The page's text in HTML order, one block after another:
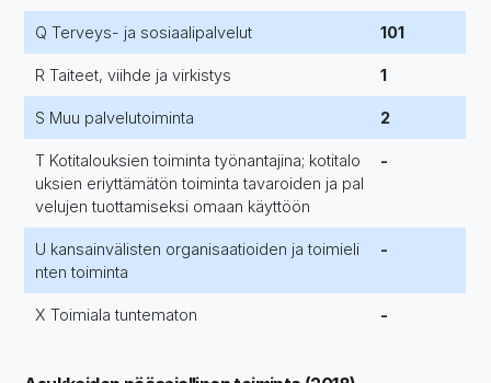
Q Terveys- ja sosiaalipalvelut 101
R Taiteet, viihde ja virkistys 1
S Muu palvelutoiminta 2
T Kotitalouksien toiminta työnantajina; kotitalo
uksien eriyttämätön toiminta tavaroiden ja pal
velujen tuottamiseksi omaan käyttöön
-
U kansainvälisten organisaatioiden ja toimieli
nten toiminta
-
X Toimiala tuntematon -